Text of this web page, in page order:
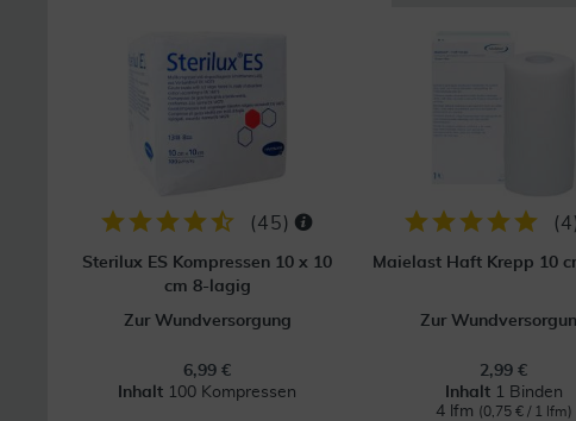
(45)
Sterilux ES Kompressen 10 x 10
cm 8-lagig
Zur Wundversorgung
6,99 €
Inhalt 100 Kompressen
(4)
Maielast Haft Krepp 10
Zur
2,99 €
Inhalt 1 Binden
4 lfm (0,75 € / 1 lfm)